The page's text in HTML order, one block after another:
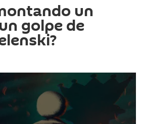
un
golpe de